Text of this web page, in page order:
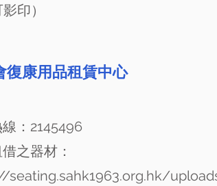
影印）
復康用品租賃中心
：2145496
之器材：
seating.sahk1963.org.hk/